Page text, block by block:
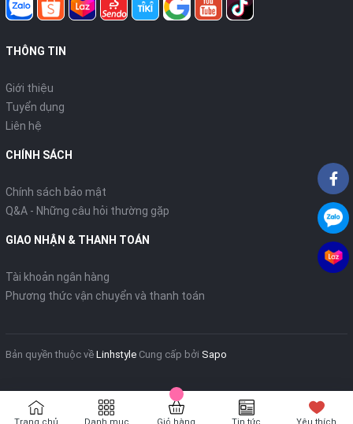
THÔNG TIN
Giới thiệu
Tuyển dụng
Liên hệ
CHÍNH SÁCH
Chính sách bảo mật
Q&A - Những câu hỏi thường gặp
GIAO NHẬN & THANH TOÁN
Tài khoản ngân hàng
Phương thức vận chuyển và thanh toán
Bản quyền thuộc về Linhstyle Cung cấp bởi Sapo